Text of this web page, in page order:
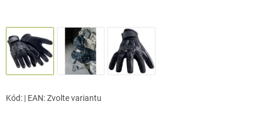
Kód: | EAN:Zvolte variantu